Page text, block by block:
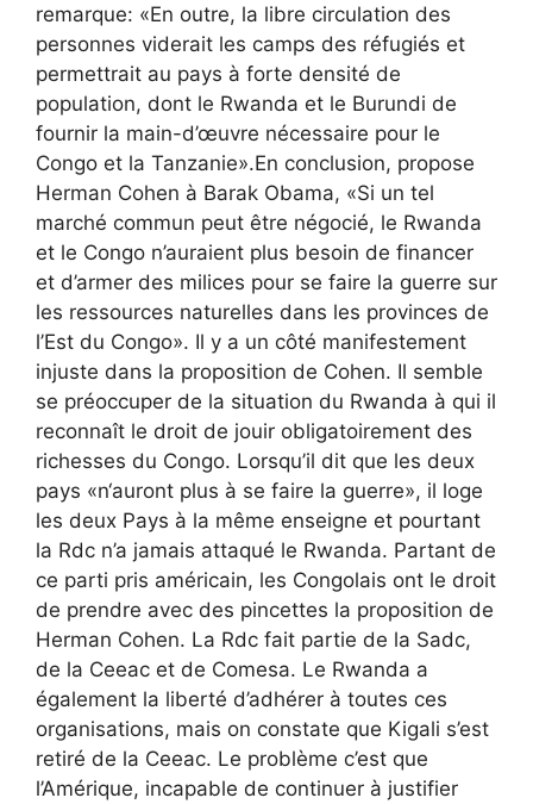
remarque: «En outre, la libre circulation des
personnes viderait les camps des réfugiés et
permettrait au pays à forte densité de
population, dont le Rwanda et le Burundi de
fournir la main-d’œuvre nécessaire pour le
Congo et la Tanzanie».En conclusion, propose
Herman Cohen à Barak Obama, «Si un tel
marché commun peut être négocié, le Rwanda
et le Congo n’auraient plus besoin de financer
et d’armer des milices pour se faire la guerre sur
les ressources naturelles dans les provinces de
l’Est du Congo». Il y a un côté manifestement
injuste dans la proposition de Cohen. Il semble
se préoccuper de la situation du Rwanda à qui il
reconnaît le droit de jouir obligatoirement des
richesses du Congo. Lorsqu’il dit que les deux
pays «n‘auront plus à se faire la guerre», il loge
les deux Pays à la même enseigne et pourtant
la Rdc n’a jamais attaqué le Rwanda. Partant de
ce parti pris américain, les Congolais ont le droit
de prendre avec des pincettes la proposition de
Herman Cohen. La Rdc fait partie de la Sadc,
de la Ceeac et de Comesa. Le Rwanda a
également la liberté d’adhérer à toutes ces
organisations, mais on constate que Kigali s’est
retiré de la Ceeac. Le problème c’est que
l’Amérique, incapable de continuer à justifier